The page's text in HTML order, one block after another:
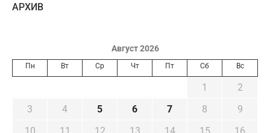
AРХИВ
Август 2026
Пн Вт Ср Чт Пт Сб Вс
1
2
3
4 5 6 7 8
9